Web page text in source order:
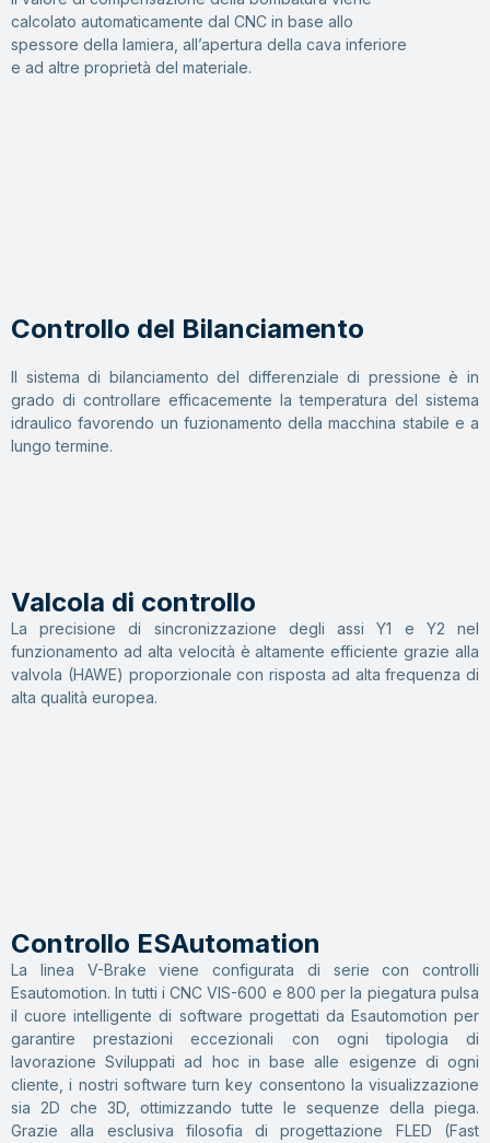
calcolato automaticamente dal CNC in base allo
spessore della lamiera, all’apertura della cava inferiore
e ad altre proprietà del materiale.
Controllo del Bilanciamento
Il sistema di bilanciamento del differenziale di pressione è in
grado di controllare efficacemente la temperatura del sistema
idraulico favorendo un fuzionamento della macchina stabile e a
lungo termine.
Valcola di controllo
La precisione di sincronizzazione degli assi Y1 e Y2 nel
funzionamento ad alta velocità è altamente efficiente grazie alla
valvola (HAWE) proporzionale con risposta ad alta frequenza di
alta qualità europea.
Controllo ESAutomation
La linea V-Brake viene configurata di serie con controlli
Esautomotion. In tutti i CNC VIS-600 e 800 per la piegatura pulsa
il cuore intelligente di software progettati da Esautomotion per
garantire prestazioni eccezionali con ogni tipologia di
lavorazione Sviluppati ad hoc in base alle esigenze di ogni
cliente, i nostri software turn key consentono la visualizzazione
sia 2D che 3D, ottimizzando tutte le sequenze della piega.
Grazie alla esclusiva filosofia di progettazione FLED (Fast